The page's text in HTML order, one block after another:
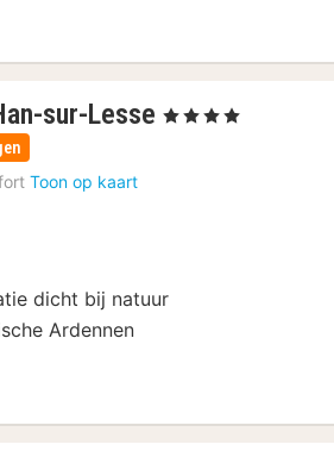
sur-Lesse 1
, 4 Sterren
Toon op kaart
dicht bij natuur
Ardennen